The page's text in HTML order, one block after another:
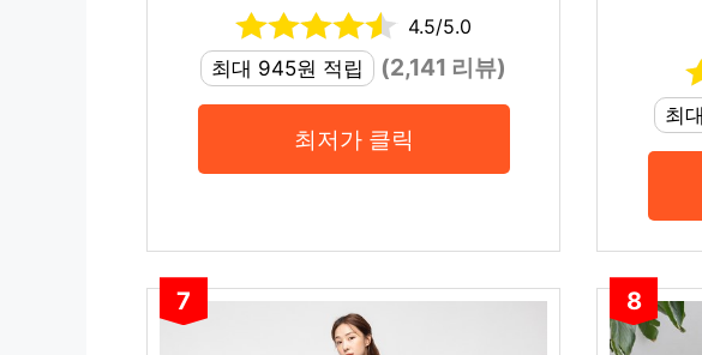
4.5/5.0
최대 945원 적립
(2,141 리뷰)
최저가 클릭
최
7 8